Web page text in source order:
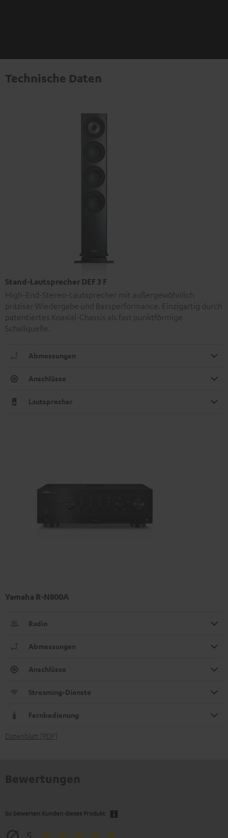
Technische Daten
Stand-Lautsprecher DEF 3 F
High-End-Stereo-Lautsprecher mit außergewöhnlich
präziser Wiedergabe und Bassperformance. Einzigartig durch
patentiertes Koaxial-Chassis als fast punktförmige
Schallquelle.
Abmessungen
Anschlüsse
Lautsprecher
Yamaha R-N800A
Radio
Abmessungen
Anschlüsse
Streaming-Dienste
Fernbedienung
Datenblatt [PDF]
So bewerten Kunden dieses Produkt